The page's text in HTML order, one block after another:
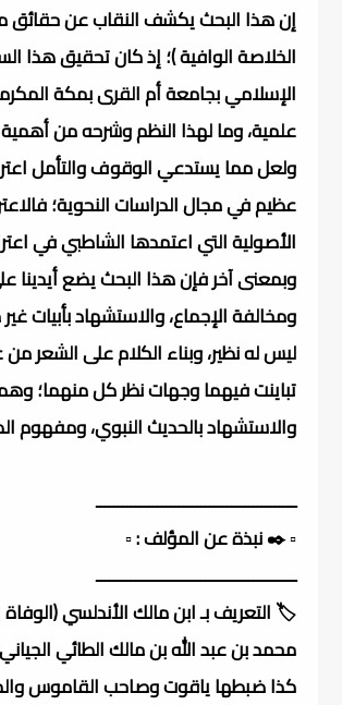
إن هذا البحث يكشف النقاب عن حقائق
الخلاصة الوافية )؛ إذ كان تحقيق هذا
الإسلامي بجامعة أم القرى بمكة
علمية، وما لهذا النظم وشرحه من
ولعل مما يستدعي الوقوف والتأمل
عظيم في مجال الدراسات النحوية؛
الأصولية التي اعتمدها الشاطبي في
وبمعنى آخر فإن هذا البحث يضع أيدينا
ومخالفة الإجماع، والاستشهاد بأبيات
ليس له نظير، وبناء الكلام على الشعر
تباينت فيهما وجهات نظر كل منهما؛
والاستشهاد بالحديث النبوي، ومفهوم
ــــــــــــــــــــــــــــــــــــــــــــــ
▫️ ✒️ نبذة عن المؤلف : ▫️
ــــــــــــــــــــــــــــــــــــــــــــــ
🏷️ التعريف بـ ابن مالك الأندلسي (الوفاة 672هـ):
كذا ضبطها ياقوت وصاحب القاموس